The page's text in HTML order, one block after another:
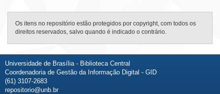
Os itens no repositório estão protegidos por copyright, com todos os
direitos reservados, salvo quando é indicado o contrário.
Universidade de Brasília - Biblioteca Central
Coordenadoria de Gestão da Informação Digital - GID
(61) 3107-2683
repositorio@unb.br